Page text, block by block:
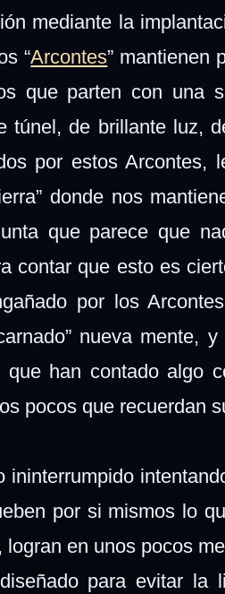
mediante la
“Arcontes” mantienen
que parten con una
túnel, de brillante luz,
por estos Arcontes,
donde nos
que parece que
contar que esto es
por los
nueva mente,
han contado algo
pocos que recuerdan
ininterrumpido
por si mismos lo
en unos pocos
para evitar la